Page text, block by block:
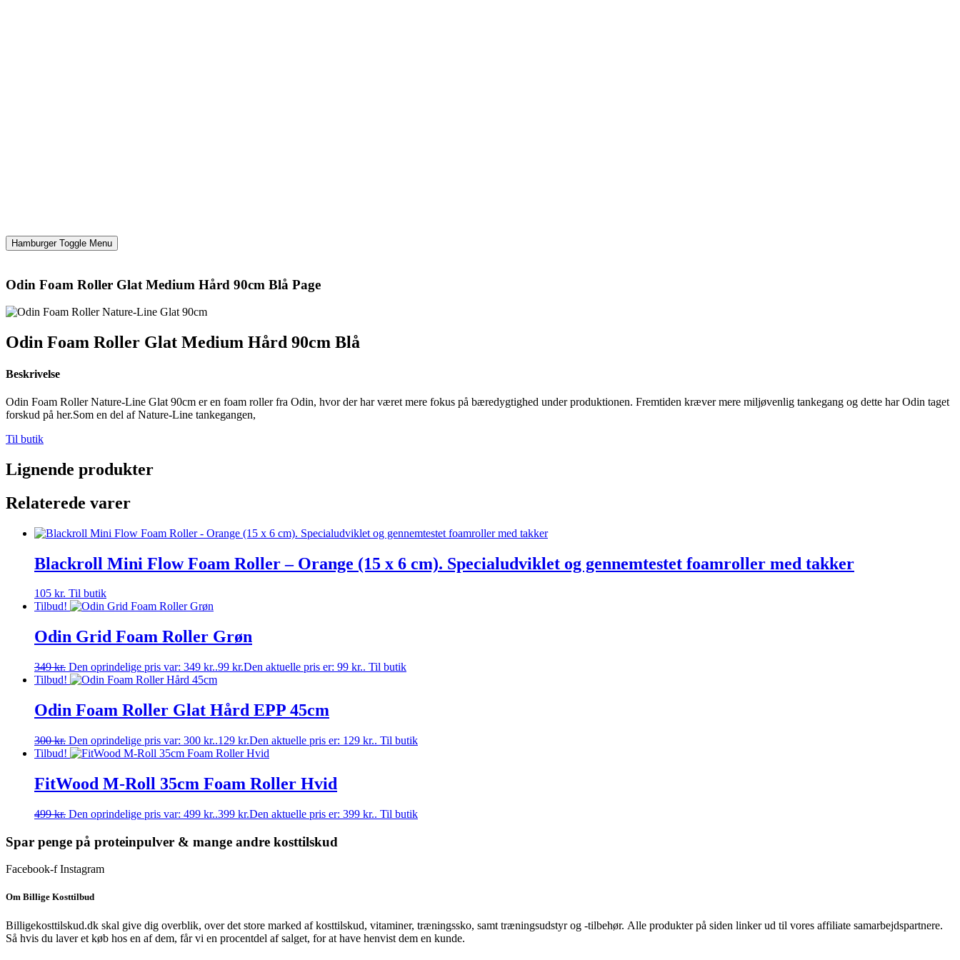
Hamburger Toggle Menu
Odin Foam Roller Glat Medium Hård 90cm Blå Page
Odin Foam Roller Glat Medium Hård 90cm Blå
Beskrivelse
Odin Foam Roller Nature-Line Glat 90cm er en foam roller fra Odin, hvor der har været mere fokus på bæredygtighed under produktionen. Fremtiden kræver mere miljøvenlig tankegang og dette har Odin taget
forskud på her.Som en del af Nature-Line tankegangen,
Til butik
Lignende produkter
Relaterede varer
Blackroll Mini Flow Foam Roller – Orange (15 x 6 cm). Specialudviklet og gennemtestet foamroller med takker
105 kr. Til butik
Tilbud!
Odin Grid Foam Roller Grøn
349kr. Den oprindelige pris var: 349 kr..99 kr.Den aktuelle pris er: 99 kr.. Til butik
Tilbud!
Odin Foam Roller Glat Hård EPP 45cm
300kr. Den oprindelige pris var: 300 kr..129 kr.Den aktuelle pris er: 129 kr.. Til butik
Tilbud!
FitWood M-Roll 35cm Foam Roller Hvid
499kr. Den oprindelige pris var: 499 kr..399 kr.Den aktuelle pris er: 399 kr.. Til butik
Spar penge på proteinpulver & mange andre kosttilskud
Facebook-f Instagram
Om Billige Kosttilbud
Billigekosttilskud.dk skal give dig overblik, over det store marked af kosttilskud, vitaminer, træningssko, samt træningsudstyr og -tilbehør. Alle produkter på siden linker ud til vores affiliate samarbejdspartnere.
Så hvis du laver et køb hos en af dem, får vi en procentdel af salget, for at have henvist dem en kunde.